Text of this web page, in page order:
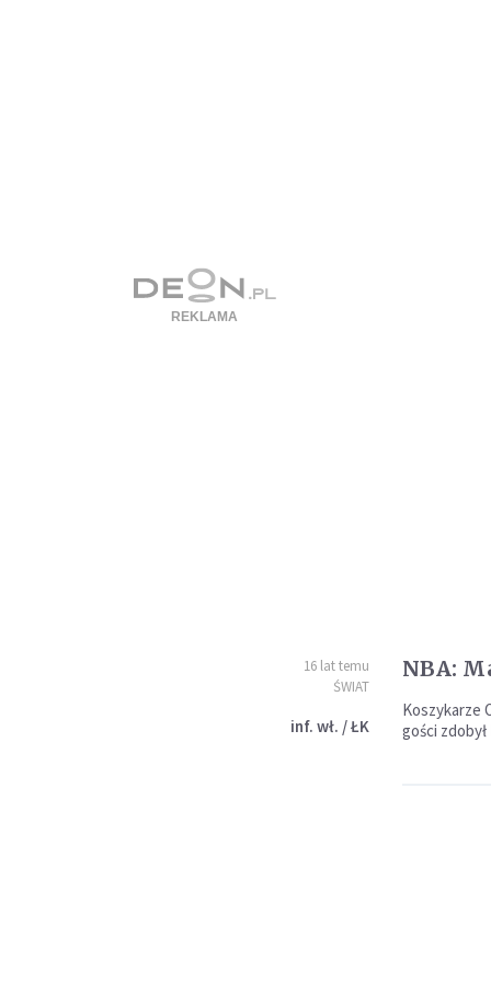
16 lat temu
ŚWIAT
inf. wł. / ŁK
NBA:
Koszykarze
gości